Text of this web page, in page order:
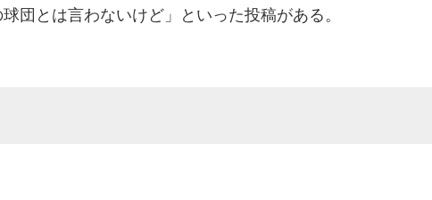
団とは言わないけど」といった投稿がある。